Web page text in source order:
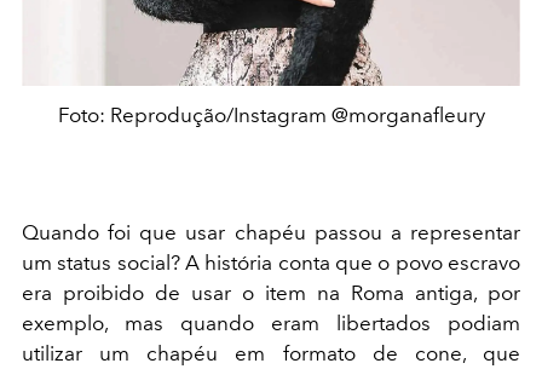
Foto: Reprodução/Instagram @morganafleury
Quando foi que usar chapéu passou a representar
um status social? A história conta que o povo escravo
era proibido de usar o item na Roma antiga, por
exemplo, mas quando eram libertados podiam
utilizar um chapéu em formato de cone, que